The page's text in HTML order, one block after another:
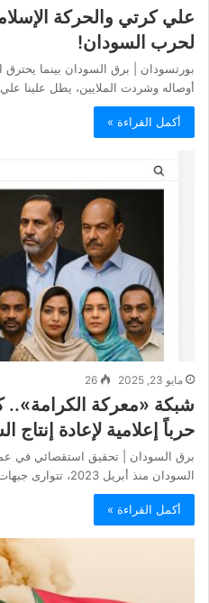
علي كرتي والحركة
لحرب السودان!
بورتسودان | برق السودان بينما
أوصاله وشردت الملايين، يطل علينا
أكمل القراءة »
مايو 23, 2025 26
شبكة «معركة الكرامة»..
حرباً إعلامية لإعادة
برق السودان | تحقيق استقصائي في
السودان منذ أبريل 2023، تتوارى جبهات أكثر تعقيدًا من…
أكمل القراءة »